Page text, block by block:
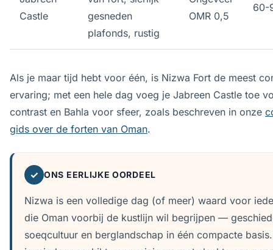
Castle
gesneden
plafonds, rustig
OMR 0,5
60-
Als je maar tijd hebt voor één, is Nizwa Fort de meest
ervaring; met een hele dag voeg je Jabreen Castle toe
contrast en Bahla voor sfeer, zoals beschreven in onze
gids over de forten van Oman.
✓ ONS EERLIJKE OORDEEL
Nizwa is een volledige dag (of meer) waard voor
die Oman voorbij de kustlijn wil begrijpen —
soeqcultuur en berglandschap in één compacte